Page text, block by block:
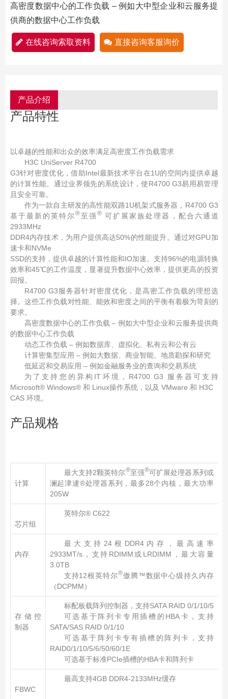
高密度数据中心的工作负载 – 例如大中型企业和云服务提
供商的数据中心工作负载
在线咨询索取资料 直接咨询客服询价
产品介绍
产品特性
以卓越的性能和出众的效率满足高密度工作负载需求
H3C UniServer R4700
G3针对密度优化，借助Intel最新技术平台在1U的空间内提供卓越
的计算性能。通过业界领先的系统设计，使R4700 G3易用易管理
且安全可靠。
作为一款自主研发的高性能双路1U机架式服务器，R4700 G3
基于最新的英特尔®至强® 可扩展家族处理器，配合六通道
2933MHz
DDR4内存技术，为用户提供高达50%的性能提升。通过对GPU加
速卡和NVMe
SSD的支持，提供卓越的计算性能和IO加速。支持96%的电源转换
效率和45℃的工作温度，显著提升数据中心效率，提供更高的投资
回报。
R4700 G3服务器针对密度优化，是高密工作负载的理想选
择。这些工作负载对性能、能效和密度之间的平衡有着极为苛刻的
要求。
高密度数据中心的工作负载 – 例如大中型企业和云服务提供商
的数据中心工作负载
动态工作负载 – 例如数据库、虚拟化、私有云和公有云
计算密集型应用 – 例如大数据、商业智能、地质勘探和研究
低延迟和交易应用 – 例如金融服务业的查询和交易系统
为了支持您的异构IT环境，R4700 G3 服务器可支持
Microsoft® Windows® 和 Linux操作系统，以及 VMware 和 H3C
CAS 环境。
产品规格
计算
最大支持2颗英特尔®至强®可扩展处理器系列或
澜起津逮®处理器系列，最多28个内核，最大功率
205W
芯片组
英特尔® C622
内存
最大支持24根DDR4内存，最高速率
2933MT/s，支持RDIMM或LRDIMM，最大容量
3.0TB
支持12根英特尔®傲腾™数据中心级持久内存
（DCPMM）
存储控
制器
标配板载阵列控制器，支持SATA RAID 0/1/10/5
可选基于阵列卡专用插槽的HBA卡，支持
SATA/SAS RAID 0/1/10
可选基于阵列卡专有插槽的阵列卡，支持
RAID0/1/10/5/6/50/60/1E
可选基于标准PCIe插槽的HBA卡和阵列卡
FBWC
最高支持4GB DDR4-2133MHz缓存